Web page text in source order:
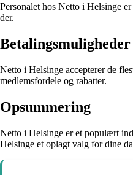
Personalet hos Netto i Helsinge
der.
Betalingsmuligheder
Netto i Helsinge accepterer de
medlemsfordele og rabatter.
Opsummering
Netto i Helsinge er et populært
Helsinge et oplagt valg for dine